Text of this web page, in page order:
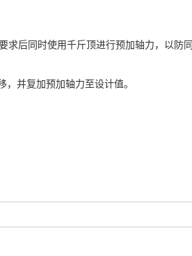
后同时使用千斤顶进行预加轴力，以防
并复加预加轴力至设计值。